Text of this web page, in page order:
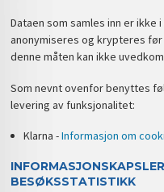
Dataen som samles inn er ikke
anonymiseres og krypteres
denne måten kan ikke
Som nevnt ovenfor benyttes
levering av funksjonalitet:
Klarna -Informasjon om
BESØKSSTATISTIKK